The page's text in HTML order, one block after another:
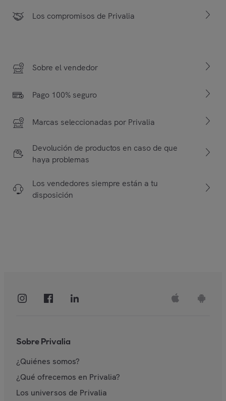
Los compromisos de Privalia
Sobre el vendedor
Pago 100% seguro
Marcas seleccionadas por Privalia
Devolución de productos en caso de que
haya problemas
Los vendedores siempre están a tu
disposición
Sobre Privalia
¿Quiénes somos?
¿Qué ofrecemos en Privalia?
Los universos de Privalia